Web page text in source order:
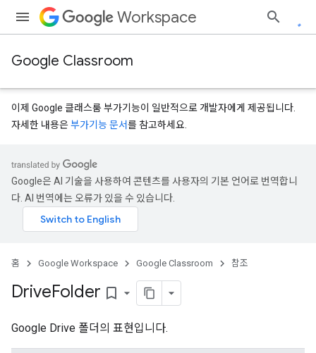
Workspace
Google Classroom
이제 Google 클래스룸 부가기능이 일반적으로 개발자에게 제공됩니다.
자세한 내용은부가기능 문서를 참고하세요.
Google은 AI 기술을 사용하여 콘텐츠를 사용자의 기본 언어로 번역합니
다. AI 번역에는 오류가 있을 수 있습니다.
홈 Google Workspace Google Classroom 참조
DriveFolder bookmark_border
Google Drive 폴더의 표현입니다.